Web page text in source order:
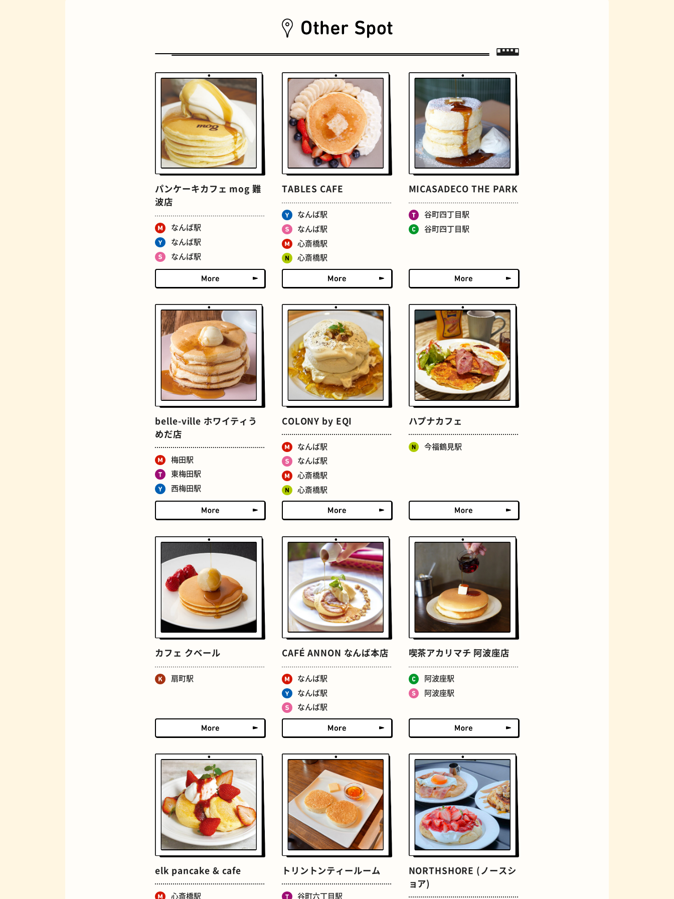
おいもスイーツ 文学碑 ジェラート
ジューススタンド
床 おでん らせん階段
食パン ごほうびチョコ 佃煮
パンケーキカフェ mog 難
波店
なんば駅
なんば駅
なんば駅
TABLES CAFE
なんば駅
なんば駅
心斎橋駅
心斎橋駅
MICASADECO THE PARK
谷町四丁目駅
谷町四丁目駅
belle-ville ホワイティう
めだ店
梅田駅
東梅田駅
西梅田駅
COLONY by EQI
なんば駅
なんば駅
心斎橋駅
心斎橋駅
ハプナカフェ
今福鶴見駅
カフェ クベール
扇町駅
CAFÉ ANNON なんば本店
なんば駅
なんば駅
なんば駅
喫茶アカリマチ 阿波座店
阿波座駅
阿波座駅
elk pancake & cafe
心斎橋駅
トリントンティールーム
谷町六丁目駅
NORTHSHORE (ノースシ
ョア)